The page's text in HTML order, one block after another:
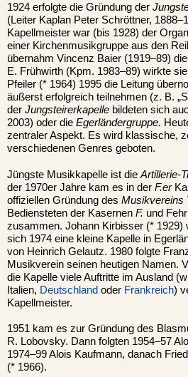
1924 erfolgte die Gründung der
(Leiter Kaplan Peter Schröttner,
Kapellmeister war (bis 1928) der
einer Kirchenmusikgruppe aus den
übernahm Vincenz Baier (1919–89)
E. Frühwirth (Kpm. 1983–89) wirkte
Pfeiler (* 1964) 1995 die Leitung
äußerst erfolgreich teilnehmen (z. B.
der Jungsteirerkapelle bildeten sich
2003) oder die Egerländergruppe.
zentraler Aspekt. Es wird klassische,
verschiedenen Genres geboten.
Jüngste Musikkapelle ist die Artillerie-
der 1970er Jahre kam es in der F.er
offiziellen Gründung des Musikvereins
Bediensteten der Kasernen F. und
zusammen. Johann Kirbisser (* 1929)
sich 1974 eine kleine Kapelle in
von Heinrich Gelautz. 1980 folgte
Musikverein seinen heutigen Namen.
die Kapelle viele Auftritte im Ausland
Italien, Deutschland oder Frankreich)
Kapellmeister.
1951 kam es zur Gründung des
R. Lobovsky. Dann folgten 1954–57
1974–99 Alois Kaufmann, danach
(* 1966).